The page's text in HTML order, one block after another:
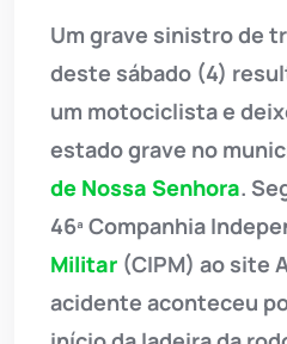
Um grave sinistro de
deste sábado (4)
um motociclista e
estado grave no
de Nossa Senhora.
46ª Companhia
Militar (CIPM) ao site
acidente aconteceu